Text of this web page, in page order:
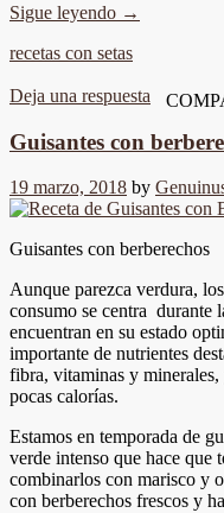
Sigue leyendo →
recetas con setas
Deja una respuesta
Guisantes con
19 marzo, 2018 by
Guisantes con berberechos
Aunque parezca verdura,
consumo se centra durante
encuentran en su estado
importante de nutrientes
fibra, vitaminas y
pocas calorías.
Estamos en temporada de
verde intenso que hace que
combinarlos con marisco y
con berberechos frescos y